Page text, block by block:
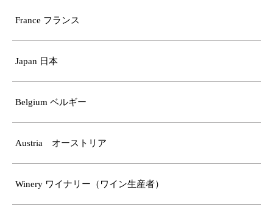
France フランス
Japan 日本
Belgium ベルギー
Austria オーストリア
Winery ワイナリー（ワイン生産者）